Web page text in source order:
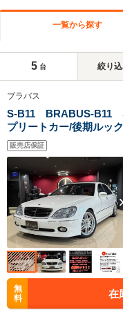
一覧から探す
5 台 絞り
ブラバス
S-B11 BRABUS-B11
プリートカー/後期ルック
販売店保証
無
料
在